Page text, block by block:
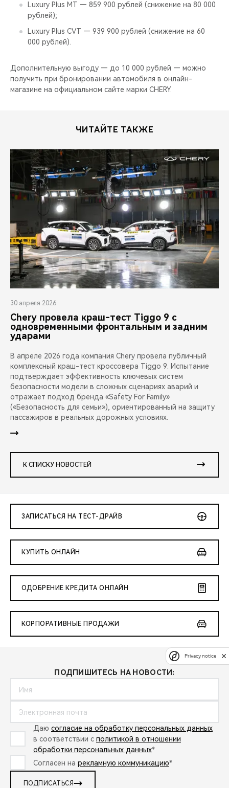
Luxury Plus MT — 859 900 рублей (снижение на 80 000
рублей);
Luxury Plus CVT — 939 900 рублей (снижение на 60
000 рублей).
Дополнительную выгоду — до 10 000 рублей — можно
получить при бронировании автомобиля в онлайн-
магазине на официальном сайте марки CHERY.
ЧИТАЙТЕ ТАКЖЕ
30 апреля 2026
Chery провела краш-тест Tiggo 9 с
одновременными фронтальным и задним
ударами
В апреле 2026 года компания Chery провела публичный
комплексный краш-тест кроссовера Tiggo 9. Испытание
подтверждает эффективность ключевых систем
безопасности модели в сложных сценариях аварий и
отражает подход бренда «Safety For Family»
(«Безопасность для семьи»), ориентированный на защиту
пассажиров в реальных дорожных условиях.
К СПИСКУ НОВОСТЕЙ
ЗАПИСАТЬСЯ НА ТЕСТ-ДРАЙВ
КУПИТЬ ОНЛАЙН
ОДОБРЕНИЕ КРЕДИТА ОНЛАЙН
КОРПОРАТИВНЫЕ ПРОДАЖИ
ПОДПИШИТЕСЬ НА НОВОСТИ:
Даю согласие на обработку персональных данных
в соответствии с политикой в отношении
обработки персональных данных*
Согласен на рекламную коммуникацию*
ПОДПИСАТЬСЯ
Privacy notice